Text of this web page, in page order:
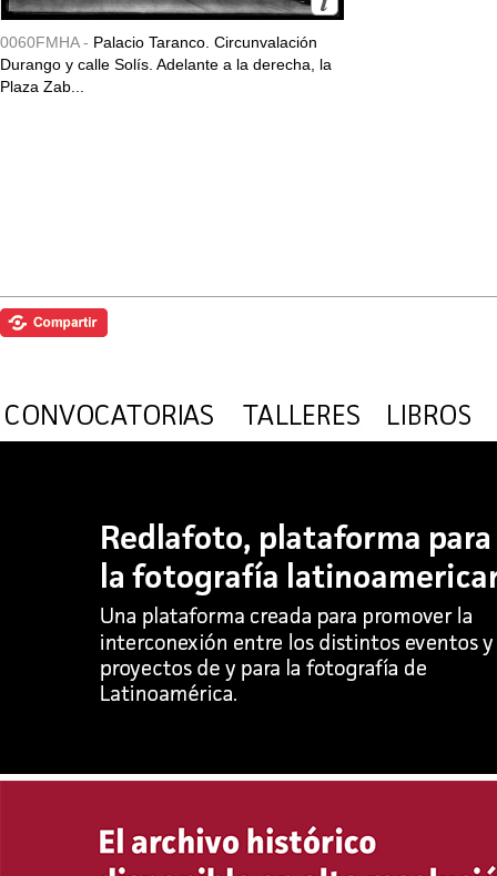
0060FMHA - Palacio Taranco. Circunvalación
Durango y calle Solís. Adelante a la derecha, la
Plaza Zab...